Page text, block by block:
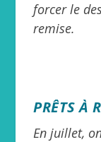
forcer le
remise.
PRÊTS À
En juillet,